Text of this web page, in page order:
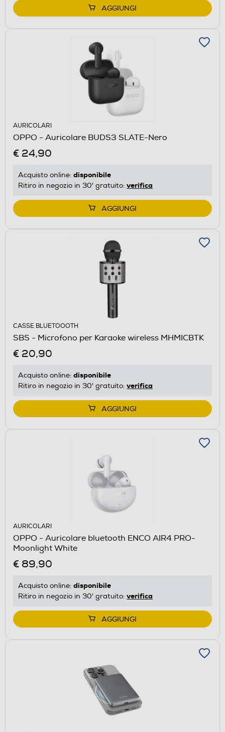
AGGIUNGI
AURICOLARI
OPPO - Auricolare BUDS3 SLATE-Nero
€ 24,90
Acquisto online: disponibile
Ritiro in negozio in 30' gratuito: verifica
AGGIUNGI
CASSE BLUETOOOTH
SBS - Microfono per Karaoke wireless MHMICBTK
€ 20,90
Acquisto online: disponibile
Ritiro in negozio in 30' gratuito: verifica
AGGIUNGI
AURICOLARI
OPPO - Auricolare bluetooth ENCO AIR4 PRO-
Moonlight White
€ 89,90
Acquisto online: disponibile
Ritiro in negozio in 30' gratuito: verifica
AGGIUNGI